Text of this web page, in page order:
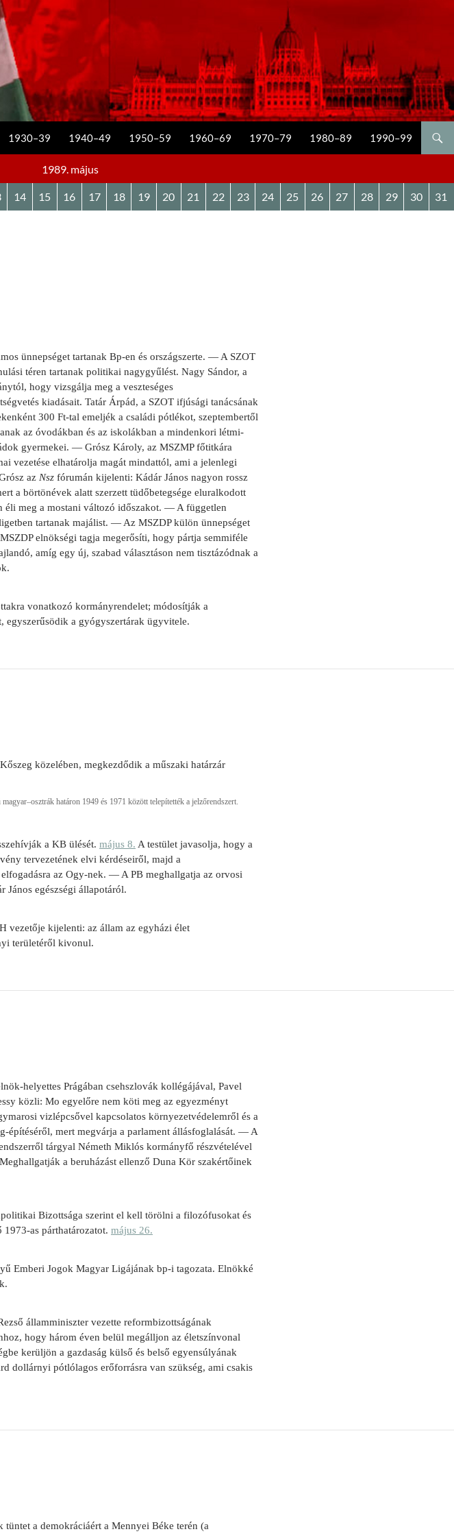
1930–39 1940–49 1950–59 1960–69 1970–79 1980–89 1990–99
1989. május
14 15 16 17 18 19 20 21 22 23 24 25 26 27 28 29 30 31
ünnepséget tartanak Bp-en és országszerte. — A SZOT
téren tartanak politikai nagygyűlést. Nagy Sándor, a
hogy vizsgálja meg a veszteséges
kiadásait. Tatár Árpád, a SZOT ifjúsági tanácsának
300 Ft-tal emeljék a családi pótlékot, szeptembertől
az óvodákban és az iskolákban a mindenkori létmi­
gyermekei. — Grósz Károly, az MSZMP főtitkára
vezetése elhatárolja magát mindattól, ami a je­lenlegi
az Nsz fórumán kijelenti: Ká­dár János nagyon rossz
a börtönévek alatt szerzett tüdőbeteg­sége eluralkodott
éli meg a mostani változó időszakot. — A független
tartanak majálist. — Az MSZDP külön ünnepséget
elnökségi tagja megerősíti, hogy pártja semmiféle
amíg egy új, szabad választáson nem tisztázód­nak a
vonatkozó kormányrendelet; módosítják a
egyszerűsödik a gyógyszertárak ügyvitele.
közelében, megkezdődik a műszaki határzár
határon 1949 és 1971 között telepítették a jelzőrendszert.
a KB ülését. május 8. A testület javasolja, hogy a
tervezetének elvi kérdéseiről, majd a
elfogadásra az Ogy-nek. — A PB meghallgatja az orvosi
János egészségi állapotáról.
vezetője kijelenti: az állam az egyházi élet
területéről kivonul.
helyettes Prágában csehszlovák kollégájával, Pavel
közli: Mo egyelőre nem köti meg az egyezményt
vizlépcsővel kapcsolatos környezetvédelemről és a
építéséről, mert megvárja a parlament állásfoglalását. — A
tárgyal Németh Miklós kormányfő részvételével
a beruházást ellenző Duna Kör szakértőinek
Bizottsága szerint el kell törölni a filozófusokat és
as párthatározatot. május 26.
Emberi Jogok Magyar Ligájának bp-i tagozata. Elnökké
államminiszter vezette reformbizottságának
hogy három éven belül megálljon az életszínvonal
kerüljön a gazdaság külső és belső egyensúlyának
dollárnyi pótlólagos erőforrásra van szükség, ami csakis
tüntet a demokráciáért a Mennyei Béke terén (a